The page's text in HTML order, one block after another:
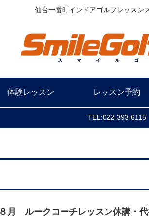
仙台一番町インドアゴルフレッスン
体験レッスン レッスン予約
TEL:022-393-6115
８月 ルークコーチレッスン休講・